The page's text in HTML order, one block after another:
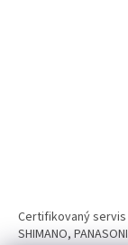
Certifikovaný
SHIMANO,